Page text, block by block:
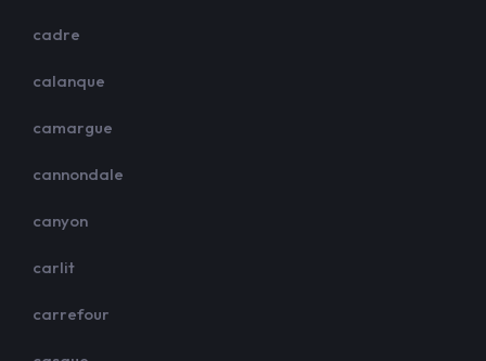
cadre
calanque
camargue
cannondale
canyon
carlit
carrefour